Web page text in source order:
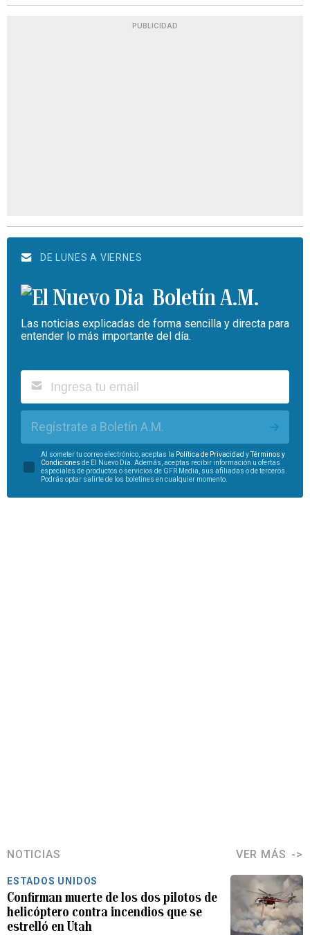
PUBLICIDAD
DE LUNES A VIERNES
Boletín A.M.
Las noticias explicadas de forma sencilla y directa para
entender lo más importante del día.
Regístrate a Boletín A.M.
Al someter tu correo electrónico, aceptas la Política de Privacidad yTérminos y
Condiciones de El Nuevo Día. Además, aceptas recibir información u ofertas
especiales de productos o servicios de GFR Media, sus afiliadas o de terceros.
Podrás optar salirte de los boletines en cualquier momento.
NOTICIAS VER MÁS
ESTADOS UNIDOS
Confirman muerte de los dos pilotos de
helicóptero contra incendios que se
estrelló en Utah